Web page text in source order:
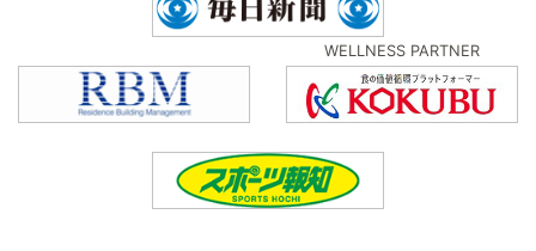
WELLNESS PARTNER